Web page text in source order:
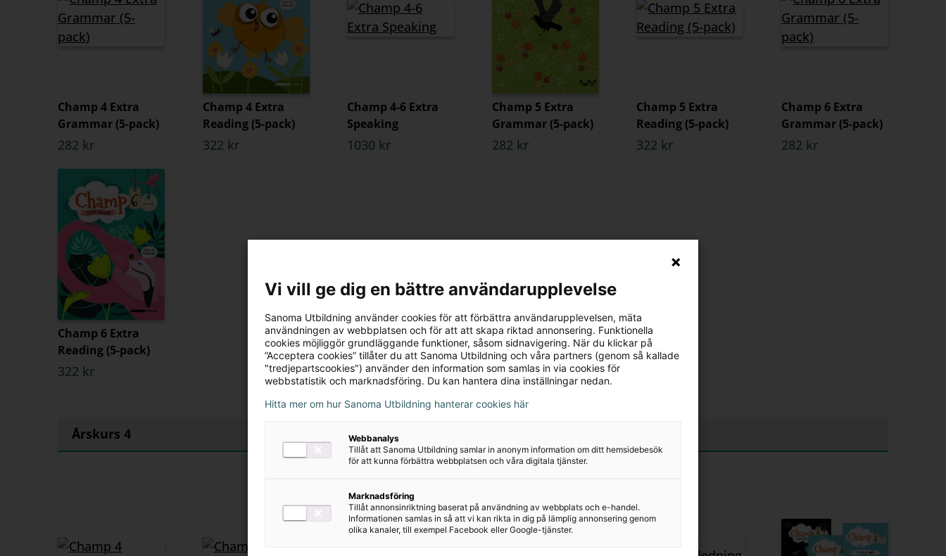
Champ 4 Extra
Grammar (5-pack)
282 kr
Champ 4 Extra
Reading (5-pack)
322 kr
Champ 4-6 Extra
Speaking
1030 kr
Champ 5 Extra
Grammar (5-pack)
282 kr
Champ 5 Extra
Reading (5-pack)
322 kr
Champ 6 Extra
Grammar (5-pack)
282 kr
Champ 6 Extra
Reading (5-pack)
322 kr
Årskurs 4
Vi vill ge dig en bättre användarupplevelse
Sanoma Utbildning använder cookies för att förbättra användarupplevelsen, mäta
användningen av webbplatsen och för att att skapa riktad annonsering. Funktionella
cookies möjliggör grundläggande funktioner, såsom sidnavigering. När du klickar på
”Acceptera cookies” tillåter du att Sanoma Utbildning och våra partners (genom så kallade
"tredjepartscookies") använder den information som samlas in via cookies för
webbstatistik och marknadsföring. Du kan hantera dina inställningar nedan.
Hitta mer om hur Sanoma Utbildning hanterar cookies här
Webbanalys
Tillåt att Sanoma Utbildning samlar in anonym information om ditt hemsidebesök
för att kunna förbättra webbplatsen och våra digitala tjänster.
Marknadsföring
Tillåt annonsinriktning baserat på användning av webbplats och e-handel.
Informationen samlas in så att vi kan rikta in dig på lämplig annonsering genom
olika kanaler, till exempel Facebook eller Google-tjänster.